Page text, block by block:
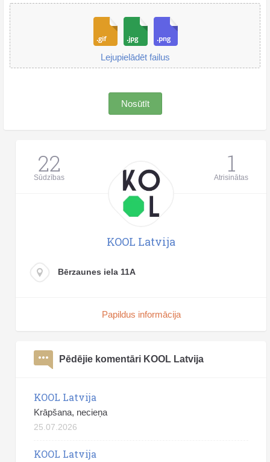
Lejupielādēt failus
Nosūtīt
22
Sūdzības 1
Atrisinātas
KOOL Latvija
Bērzaunes iela 11A
Papildus informācija
Pēdējie komentāri KOOL Latvija
KOOL Latvija
Krāpšana, necieņa
25.07.2026
KOOL Latvija